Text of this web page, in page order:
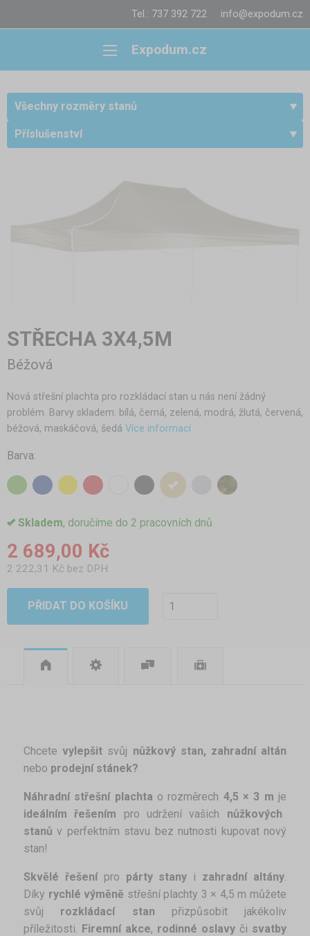
Tel.: 737 392 722 info@expodum.cz
Expodum.cz
Všechny rozměry stanů
Příslušenství
STŘECHA 3X4,5M
Béžová
Nová střešní plachta pro rozkládací stan u nás není žádný
problém. Barvy skladem: bílá, černá, zelená, modrá, žlutá, červená,
béžová, maskáčová, šedá Více informací
Barva:
Skladem, doručíme do 2 pracovních dnů
2 689,00 Kč
2 222,31 Kč bez DPH
PŘIDAT DO KOŠÍKU
Chcete vylepšit svůj nůžkový stan, zahradní altán
nebo prodejní stánek?
Náhradní střešní plachta o rozměrech 4,5 × 3 m je
ideálním řešením pro udržení vašich nůžkových
stanů v perfektním stavu bez nutnosti kupovat nový
stan!
Skvělé řešení pro párty stany i zahradní altány
Díky rychlé výměně střešní plachty 3 × 4,5 m můžete
svůj rozkládací stan přizpůsobit jakékoliv
příležitosti. Firemní akce, rodinné oslavy či svatby